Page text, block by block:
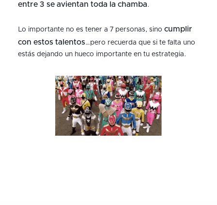
entre 3 se avientan toda la chamba.
Lo importante no es tener a 7 personas, sino cumplir
con estos talentos…pero recuerda que si te falta uno
estás dejando un hueco importante en tu estrategia.